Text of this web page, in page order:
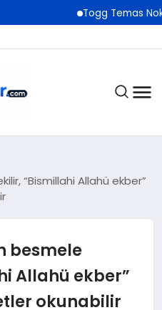
Togg Temas Noktaları
“Bismillahi Allahü ekber”
besmele
Allahü ekber”
okunabilir